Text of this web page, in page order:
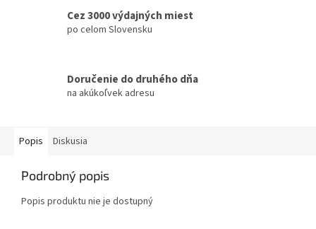
Cez 3000 výdajných miest
po celom Slovensku
Doručenie do druhého dňa
na akúkoľvek adresu
Popis Diskusia
Podrobný popis
Popis produktu nie je dostupný